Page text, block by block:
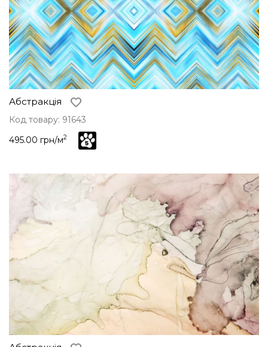
Абстракція
Код товару: 91643
495.00 грн/м2